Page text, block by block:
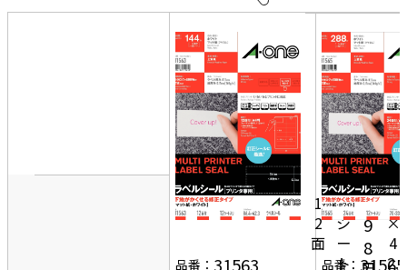
品番： 31563
1
2
面
1
2
シ
ー
ト
1,
2
9
8
8
6.
4
m
m
×
4
2.
品番： 31565